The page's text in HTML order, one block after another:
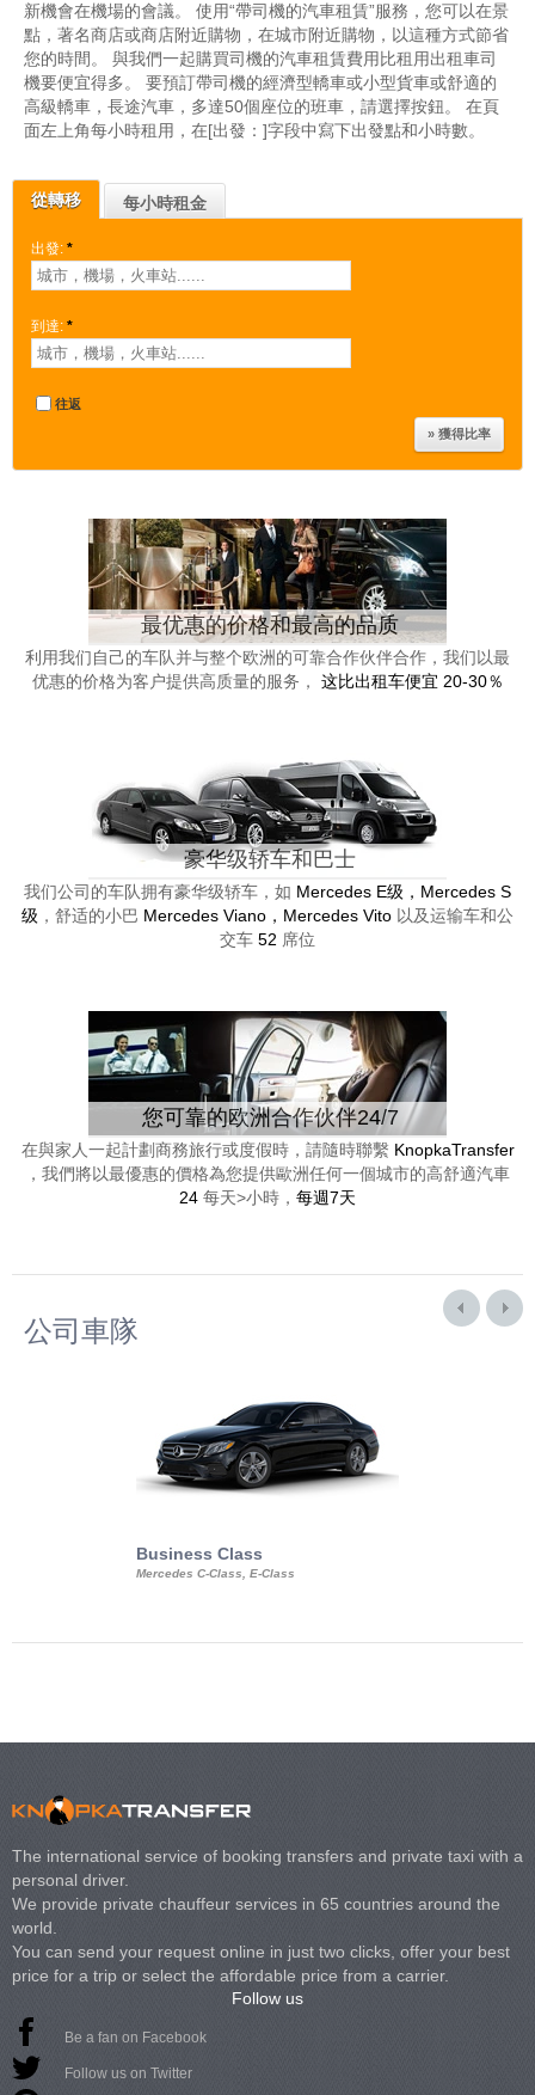
從轉移 每小時租金
出發: *
到達: *
往返
最优惠的价格和最高的品质
利用我们自己的车队并与整个欧洲的可靠合作伙伴合作，我们以最
优惠的价格为客户提供高质量的服务， 这比出租车便宜 20-30％
豪华级轿车和巴士
我们公司的车队拥有豪华级轿车，如 Mercedes E级，Mercedes S
级 ，舒适的小巴 Mercedes Viano，Mercedes Vito 以及运输车和公
交车 52 席位
您可靠的欧洲合作伙伴24/7
在與家人一起計劃商務旅行或度假時，請隨時聯繫 KnopkaTransfer
，我們將以最優惠的價格為您提供歐洲任何一個城市的高舒適汽車
24 每天>小時， 每週7天
新機會在機場的會議。 使用“帶司機的汽車租賃”服務，您可以在景
點，著名商店或商店附近購物，在城市附近購物，以這種方式節省
您的時間。 與我們一起購買司機的汽車租賃費用比租用出租車司
機要便宜得多。 要預訂帶司機的經濟型轎車或小型貨車或舒適的
高級轎車，長途汽車，多達50個座位的班車，請選擇按鈕。 在頁
面左上角每小時租用，在[出發：]字段中寫下出發點和小時數。
公司車隊
Business Class
Mercedes C-Class, E-Class
The international service of booking transfers and private taxi with a
personal driver.
We provide private chauffeur services in 65 countries around the
world.
You can send your request online in just two clicks, offer your best
price for a trip or select the affordable price from a carrier.
Follow us
Be a fan on Facebook
Follow us on Twitter